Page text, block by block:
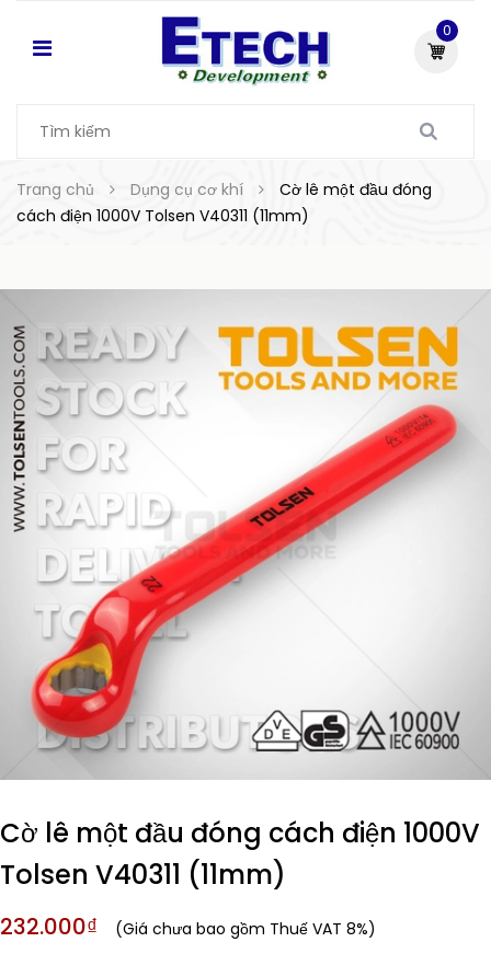
0
Trang chủ Dụng cụ cơ khí
Cờ lê một đầu đóng
cách điện 1000V Tolsen V40311 (11mm)
Cờ lê một đầu đóng cách điện 1000V
Tolsen V40311 (11mm)
232.000₫ (Giá chưa bao gồm Thuế VAT 8%)